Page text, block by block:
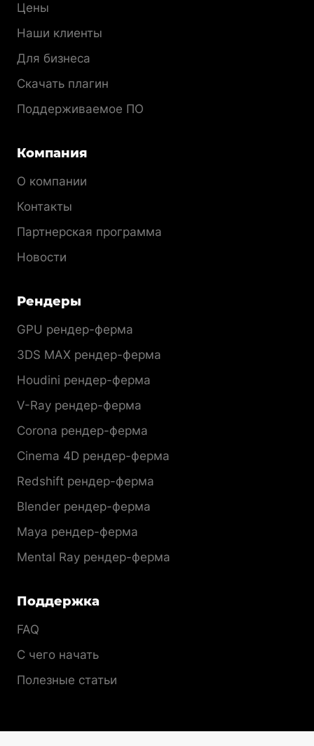
Цены
Наши клиенты
Для бизнеса
Скачать плагин
Поддерживаемое ПО
Компания
О компании
Контакты
Партнерская программа
Новости
Рендеры
GPU рендер-ферма
3DS MAX рендер-ферма
Houdini рендер-ферма
V-Ray рендер-ферма
Corona рендер-ферма
Cinema 4D рендер-ферма
Redshift рендер-ферма
Blender рендер-ферма
Maya рендер-ферма
Mental Ray рендер-ферма
Поддержка
FAQ
С чего начать
Полезные статьи